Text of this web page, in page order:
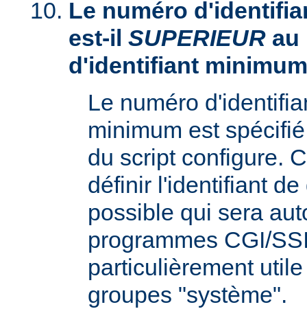
Le numéro
est-il SUPERIEUR au
d'identifiant
Le numéro
minimum est
du script configure.
définir l'identifiant
possible qui sera
programmes CGI/
particulièrement
groupes "système".